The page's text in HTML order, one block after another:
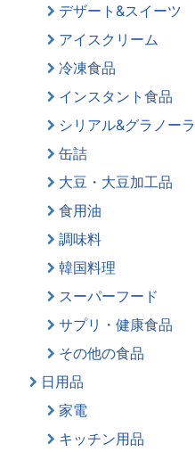
デザート&スイーツ
アイスクリーム
冷凍食品
インスタント食品
シリアル&グラノーラ
缶詰
大豆・大豆加工品
食用油
調味料
韓国料理
スーパーフード
サプリ・健康食品
その他の食品
日用品
家電
キッチン用品